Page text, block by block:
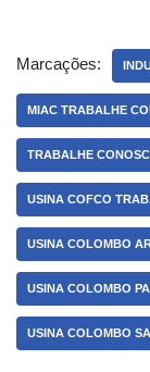
Marcações:
MIAC TRABALHE
TRABALHE
USINA COFCO
USINA COLOMBO
USINA COLOMBO
USINA COLOMBO